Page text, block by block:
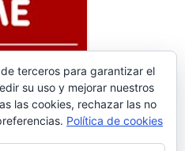
terceros para garantizar el
su uso y mejorar nuestros
las cookies, rechazar las no
Política de cookies